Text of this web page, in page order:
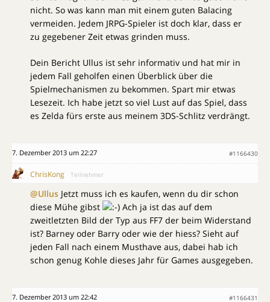
nicht. So was kann man mit einem guten Balacing
vermeiden. Jedem JRPG-Spieler ist doch klar, dass er
zu gegebener Zeit etwas grinden muss.
Dein Bericht Ullus ist sehr informativ und hat mir in
jedem Fall geholfen einen Überblick über die
Spielmechanismen zu bekommen. Spart mir etwas
Lesezeit. Ich habe jetzt so viel Lust auf das Spiel, dass
es Zelda fürs erste aus meinem 3DS-Schlitz verdrängt.
7. Dezember 2013 um 22:27 #1166430
ChrisKong Teilnehmer
@Ullus Jetzt muss ich es kaufen, wenn du dir schon
diese Mühe gibst
Ach ja ist das auf dem
zweitletzten Bild der Typ aus FF7 der beim Widerstand
ist? Barney oder Barry oder wie der hiess? Sieht auf
jeden Fall nach einem Musthave aus, dabei hab ich
schon genug Kohle dieses Jahr für Games ausgegeben.
7. Dezember 2013 um 22:42 #1166431